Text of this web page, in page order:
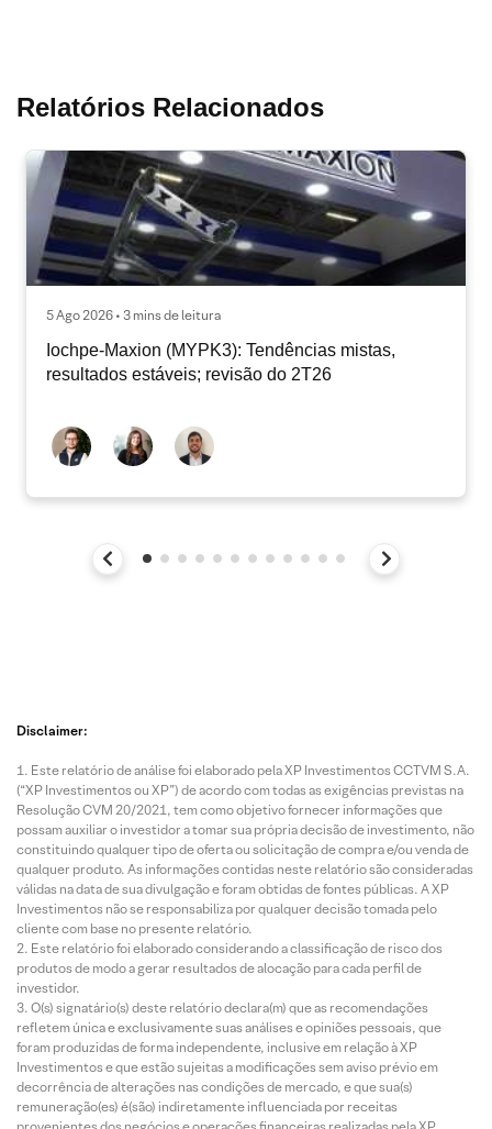
Relatórios Relacionados
5 Ago 2026 • 3 mins de leitura
Iochpe-Maxion (MYPK3): Tendências mistas,
resultados estáveis; revisão do 2T26
Disclaimer:
Este relatório de análise foi elaborado pela XP Investimentos CCTVM S.A.
(“XP Investimentos ou XP”) de acordo com todas as exigências previstas na
Resolução CVM 20/2021, tem como objetivo fornecer informações que
possam auxiliar o investidor a tomar sua própria decisão de investimento, não
constituindo qualquer tipo de oferta ou solicitação de compra e/ou venda de
qualquer produto. As informações contidas neste relatório são consideradas
válidas na data de sua divulgação e foram obtidas de fontes públicas. A XP
Investimentos não se responsabiliza por qualquer decisão tomada pelo
cliente com base no presente relatório.
Este relatório foi elaborado considerando a classificação de risco dos
produtos de modo a gerar resultados de alocação para cada perfil de
investidor.
O(s) signatário(s) deste relatório declara(m) que as recomendações
refletem única e exclusivamente suas análises e opiniões pessoais, que
foram produzidas de forma independente, inclusive em relação à XP
Investimentos e que estão sujeitas a modificações sem aviso prévio em
decorrência de alterações nas condições de mercado, e que sua(s)
remuneração(es) é(são) indiretamente influenciada por receitas